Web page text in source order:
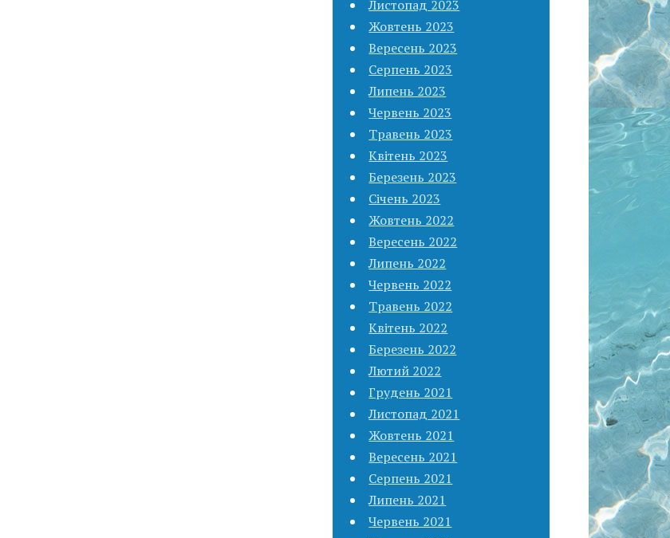
Листопад 2023
Жовтень 2023
Вересень 2023
Серпень 2023
Липень 2023
Червень 2023
Травень 2023
Квітень 2023
Березень 2023
Січень 2023
Жовтень 2022
Вересень 2022
Липень 2022
Червень 2022
Травень 2022
Квітень 2022
Березень 2022
Лютий 2022
Грудень 2021
Листопад 2021
Жовтень 2021
Вересень 2021
Серпень 2021
Липень 2021
Червень 2021